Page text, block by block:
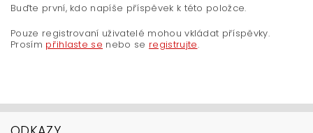
Buďte první, kdo napíše příspěvek k této položce.
Pouze registrovaní uživatelé mohou vkládat příspěvky.
Prosím přihlaste se nebo se registrujte.